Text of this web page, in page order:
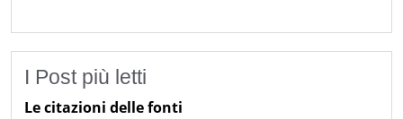
I Post più letti
Le citazioni delle fonti